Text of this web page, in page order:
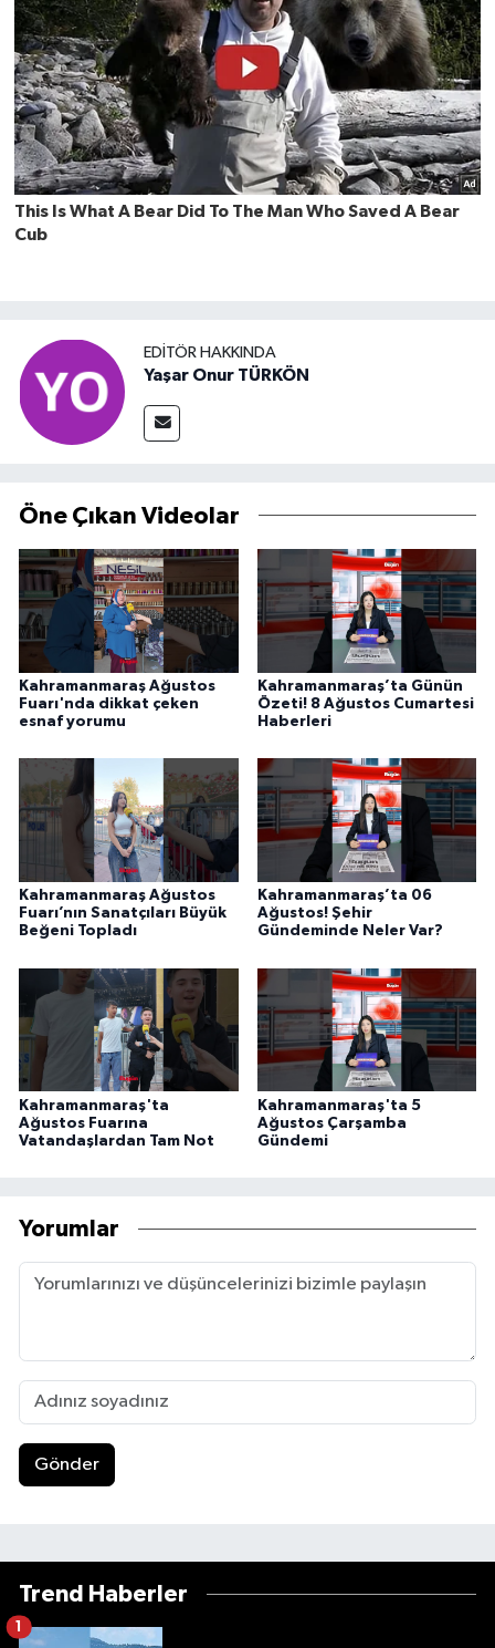
EDITÖR HAKKINDA
Yaşar Onur TÜRKÖN
Öne Çıkan Videolar
Kahramanmaraş Ağustos
Fuarı'nda dikkat çeken
esnaf yorumu
Kahramanmaraş’ta Günün
Özeti! 8 Ağustos Cumartesi
Haberleri
Kahramanmaraş Ağustos
Fuarı’nın Sanatçıları Büyük
Beğeni Topladı
Kahramanmaraş’ta 06
Ağustos! Şehir
Gündeminde Neler Var?
Kahramanmaraş'ta
Ağustos Fuarına
Vatandaşlardan Tam Not
Kahramanmaraş'ta 5
Ağustos Çarşamba
Gündemi
Yorumlar
Gönder
Trend Haberler
1